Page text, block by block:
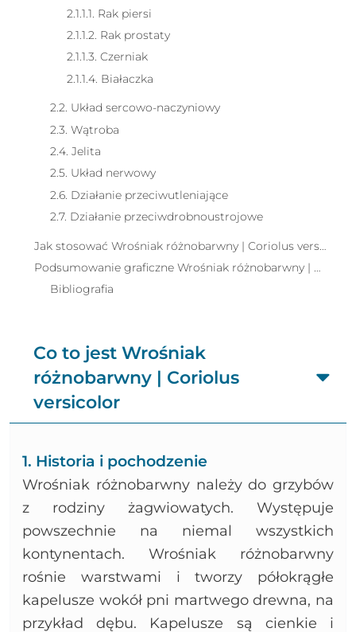
2.1.1.1. Rak piersi
2.1.1.2. Rak prostaty
2.1.1.3. Czerniak
2.1.1.4. Białaczka
2.2. Układ sercowo-naczyniowy
2.3. Wątroba
2.4. Jelita
2.5. Układ nerwowy
2.6. Działanie przeciwutleniające
2.7. Działanie przeciwdrobnoustrojowe
Podsumowanie graficzne Wrośniak różnobarwny | Coriolus versicolor
Bibliografia
Co to jest Wrośniak
różnobarwny | Coriolus
versicolor
1. Historia i pochodzenie
Wrośniak różnobarwny należy do grzybów
z rodziny żagwiowatych. Występuje
powszechnie na niemal wszystkich
kontynentach. Wrośniak różnobarwny
rośnie warstwami i tworzy półokrągłe
kapelusze wokół pni martwego drewna, na
przykład dębu. Kapelusze są cienkie i